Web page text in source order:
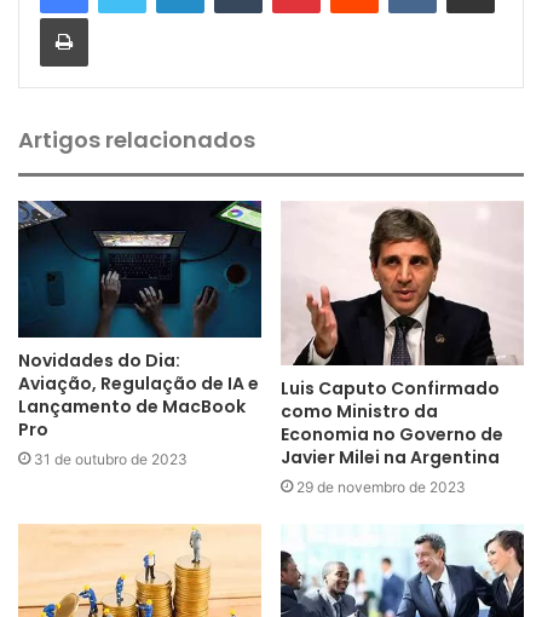
Artigos relacionados
Novidades do Dia:
Aviação, Regulação de IA e
Lançamento de MacBook
Pro
31 de outubro de 2023
Luis Caputo Confirmado
como Ministro da
Economia no Governo de
Javier Milei na Argentina
29 de novembro de 2023